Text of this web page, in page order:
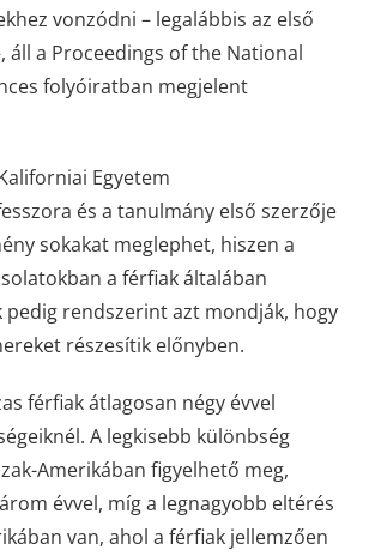
vonzódni – legalábbis az első
áll a Proceedings of the National
folyóiratban megjelent
Egyetem
és a tanulmány első szerzője
sokakat meglephet, hiszen a
a férfiak általában
pedig rendszerint azt mondják, hogy
részesítik előnyben.
férfiak átlagosan négy évvel
A legkisebb különbség
Amerikában figyelhető meg,
évvel, míg a legnagyobb eltérés
van, ahol a férfiak jellemzően